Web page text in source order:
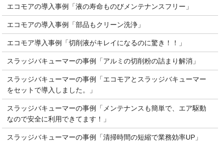
エコモアの導入事例「液の寿命ものびメンテナンスフリー」
エコモアの導入事例「部品もクリーン洗浄」
エコモア導入事例「切削液がキレイになるのに驚き！！」
スラッジバキューマーの事例「アルミの切削粉の詰まり解消」
スラッジバキューマーの事例「エコモアとスラッジバキューマー
をセットで導入しました。」
スラッジバキューマーの事例「メンテナンスも簡単で、エア駆動
なので安全に利用できてます！」
スラッジバキューマーの事例「清掃時間の短縮で業務効率UP」